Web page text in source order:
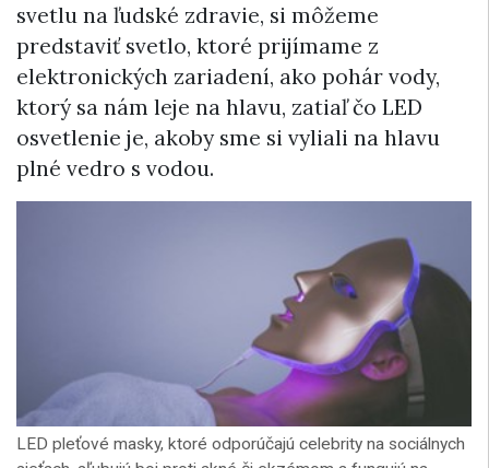
svetlu na ľudské zdravie, si môžeme
predstaviť svetlo, ktoré prijímame z
elektronických zariadení, ako pohár vody,
ktorý sa nám leje na hlavu, zatiaľ čo LED
osvetlenie je, akoby sme si vyliali na hlavu
plné vedro s vodou.
LED pleťové masky, ktoré odporúčajú celebrity na sociálnych